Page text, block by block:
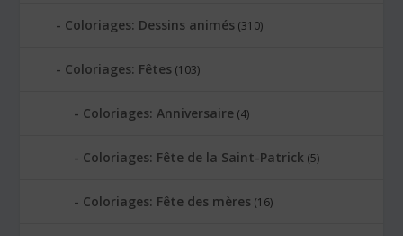
Coloriages: Dessins animés (310)
Coloriages: Fêtes (103)
Coloriages: Anniversaire (4)
Coloriages: Fête de la Saint-Patrick (5)
Coloriages: Fête des mères (16)